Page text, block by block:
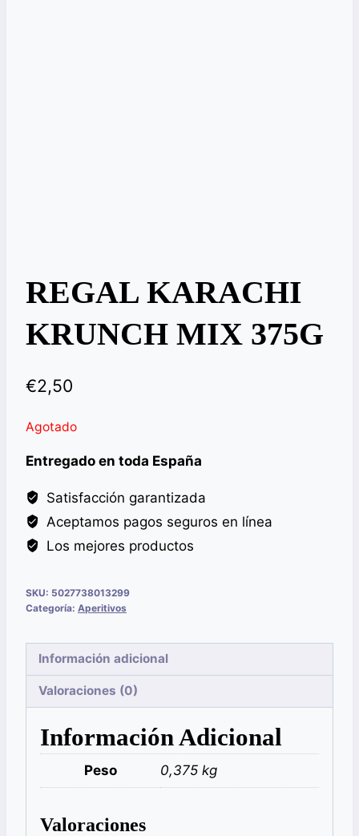
REGAL KARACHI
KRUNCH MIX 375G
€2,50
Agotado
Entregado en toda España
Satisfacción garantizada
Aceptamos pagos seguros en línea
Los mejores productos
SKU: 5027738013299
Categoría: Aperitivos
Información adicional
Valoraciones (0)
Información Adicional
Peso 0,375 kg
Valoraciones